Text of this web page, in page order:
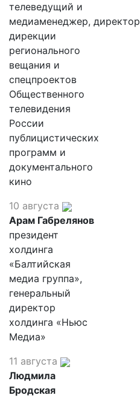
телеведущий и
медиаменеджер, директор
дирекции
регионального
вещания и
спецпроектов
Общественного
телевидения
России
публицистических
программ и
документального
кино
10 августа
Арам Габрелянов
президент
холдинга
«Балтийская
медиа группа»,
генеральный
директор
холдинга «Ньюс
Медиа»
11 августа
Людмила
Бродская